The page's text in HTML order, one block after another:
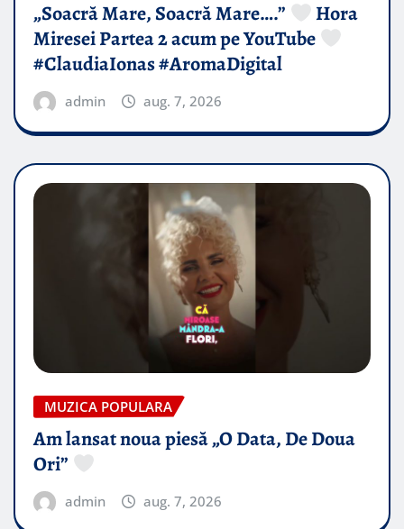
„Soacră Mare, Soacră Mare….”
Hora
Miresei Partea 2 acum pe YouTube
#ClaudiaIonas #AromaDigital
admin aug. 7, 2026
MUZICA POPULARA
Am lansat noua piesă „O Data, De Doua
Ori”
admin aug. 7, 2026